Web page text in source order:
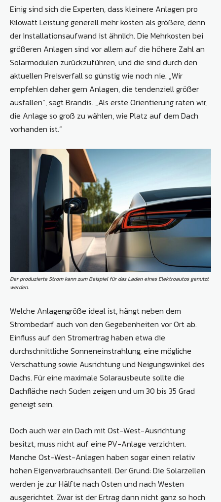
Einig sind sich die Experten, dass kleinere Anlagen pro
Kilowatt Leistung generell mehr kosten als größere, denn
der Installationsaufwand ist ähnlich. Die Mehrkosten bei
größeren Anlagen sind vor allem auf die höhere Zahl an
Solarmodulen zurückzuführen, und die sind durch den
aktuellen Preisverfall so günstig wie noch nie. „Wir
empfehlen daher gern Anlagen, die tendenziell größer
ausfallen“, sagt Brandis. „Als erste Orientierung raten wir,
die Anlage so groß zu wählen, wie Platz auf dem Dach
vorhanden ist.“
Der produzierte Strom kann zum Beispiel für das ­Laden eines Elektroautos genutzt
werden.
Welche Anlagengröße ideal ist, hängt neben dem
Strombedarf auch von den Gegebenheiten vor Ort ab.
Einfluss auf den Stromertrag haben etwa die
durchschnittliche Sonneneinstrahlung, eine mögliche
Verschattung sowie Ausrichtung und Neigungswinkel des
Dachs. Für eine maximale Solarausbeute sollte die
Dachfläche nach Süden zeigen und um 30 bis 35 Grad
geneigt sein.
Doch auch wer ein Dach mit Ost-West-Ausrichtung
besitzt, muss nicht auf eine PV-Anlage verzichten.
Manche Ost-West-Anlagen haben sogar einen relativ
hohen Eigenverbrauchsanteil. Der Grund: Die Solarzellen
werden je zur Hälfte nach Osten und nach Westen
ausgerichtet. Zwar ist der Ertrag dann nicht ganz so hoch